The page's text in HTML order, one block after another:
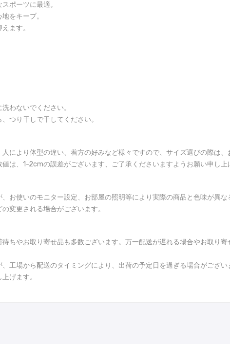
ポーツに最適。
をキープ。
ます。
わないでください。
つり干しで干してください。
により体型の違い、着方の好みなど様々ですので、サイズ選びの際は
は、1-2cmの誤差がございます、ご了承くださいますようお願い申し上
使いのモニター設定、お部屋の照明等により実際の商品と色味が異な
変更される場合がございます。
ちやお取り寄せ品も多数ございます。万一配送が遅れる場合やお取り
工場から配送のタイミングにより、出荷の予定日を過ぎる場合がござ
げます。